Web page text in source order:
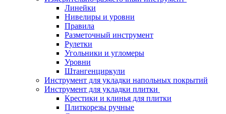
Линейки
Нивелиры и уровни
Правила
Разметочный инструмент
Рулетки
Угольники и угломеры
Уровни
Штангенциркули
Инструмент для укладки напольных покрытий
Инструмент для укладки плитки
Крестики и клинья для плитки
Плиткорезы ручные